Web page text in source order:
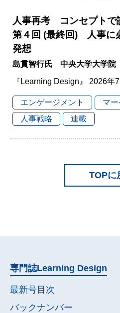
人事再考 コンセプトで
第４回 (最終回) 人事に
発想
島貫智行氏 中央大学大学院
『Learning Design』 2026年
エンゲージメント
マ
人事戦略
連載
TOPに
専門誌Learning Design
最新号目次
バックナンバー